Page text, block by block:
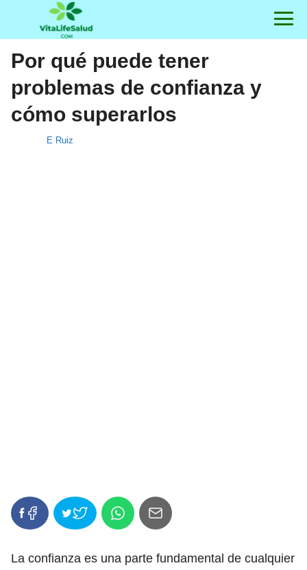
Por qué puede tener
problemas de confianza y
cómo superarlos
E Ruiz
La confianza es una parte fundamental de cualquier